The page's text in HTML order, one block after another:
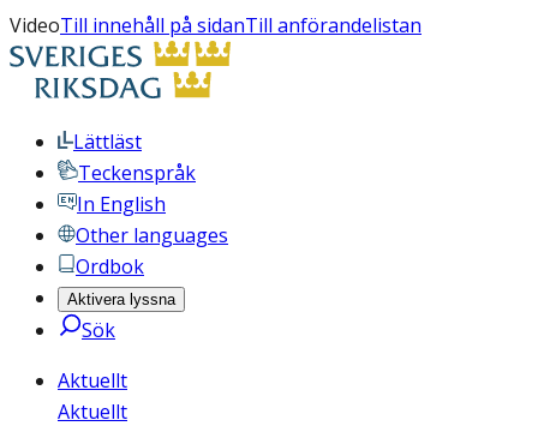
VideoTill innehåll på sidanTill anförandelistan
Lättläst
Teckenspråk
In English
Other languages
Ordbok
Aktivera lyssna
Sök
Aktuellt
Aktuellt